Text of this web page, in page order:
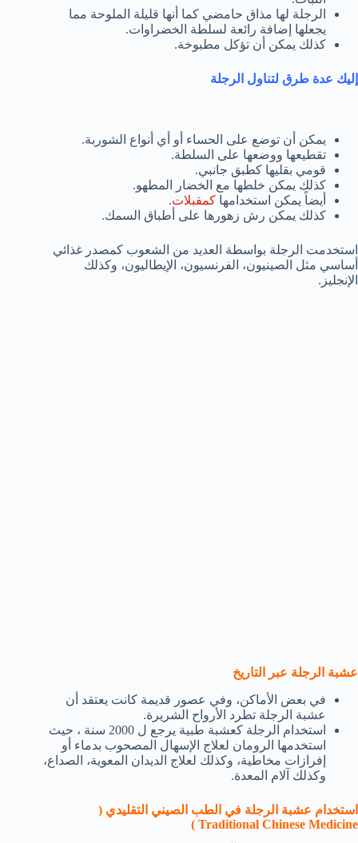
الرجلة لها مذاق حامضي كما أنها قليلة الملوحة مما
يجعلها إضافة رائعة لسلطة الخضراوات.
كذلك يمكن أن تؤكل مطبوخة.
إليك عدة طرق لتناول الرجلة
يمكن أن توضع على الحساء أو أي أنواع الشوربة.
تقطيعها ووضعها على السلطة.
قومي بقليها كطبق جانبي.
كذلك يمكن خلطها مع الخضار المطهو.
أيضاً يمكن استخدامها كمقبلات.
كذلك يمكن رش زهورها على أطباق السمك.
استخدمت الرجلة بواسطة العديد من الشعوب كمصدر غذائي
أساسي مثل الصينيون، الفرنسيون، الإيطاليون، وكذلك
الإنجليز.
عشبة الرجلة عبر التاريخ
في بعض الأماكن، وفي عصور قديمة كانت يعتقد أن
عشبة الرجلة تطرد الأرواح الشريرة.
استخدام الرجلة كعشبة طبية يرجع ل 2000 سنة ، حيث
استخدمها الرومان لعلاج الإسهال المصحوب بدماء أو
إفرازات مخاطية، وكذلك لعلاج الديدان المعوية، الصداع،
وكذلك آلام المعدة.
استخدام عشبة الرجلة في الطب الصيني التقليدي (
Traditional Chinese Medicine )